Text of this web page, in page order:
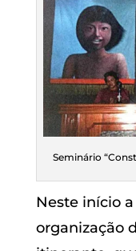
Seminário
Neste início
organização